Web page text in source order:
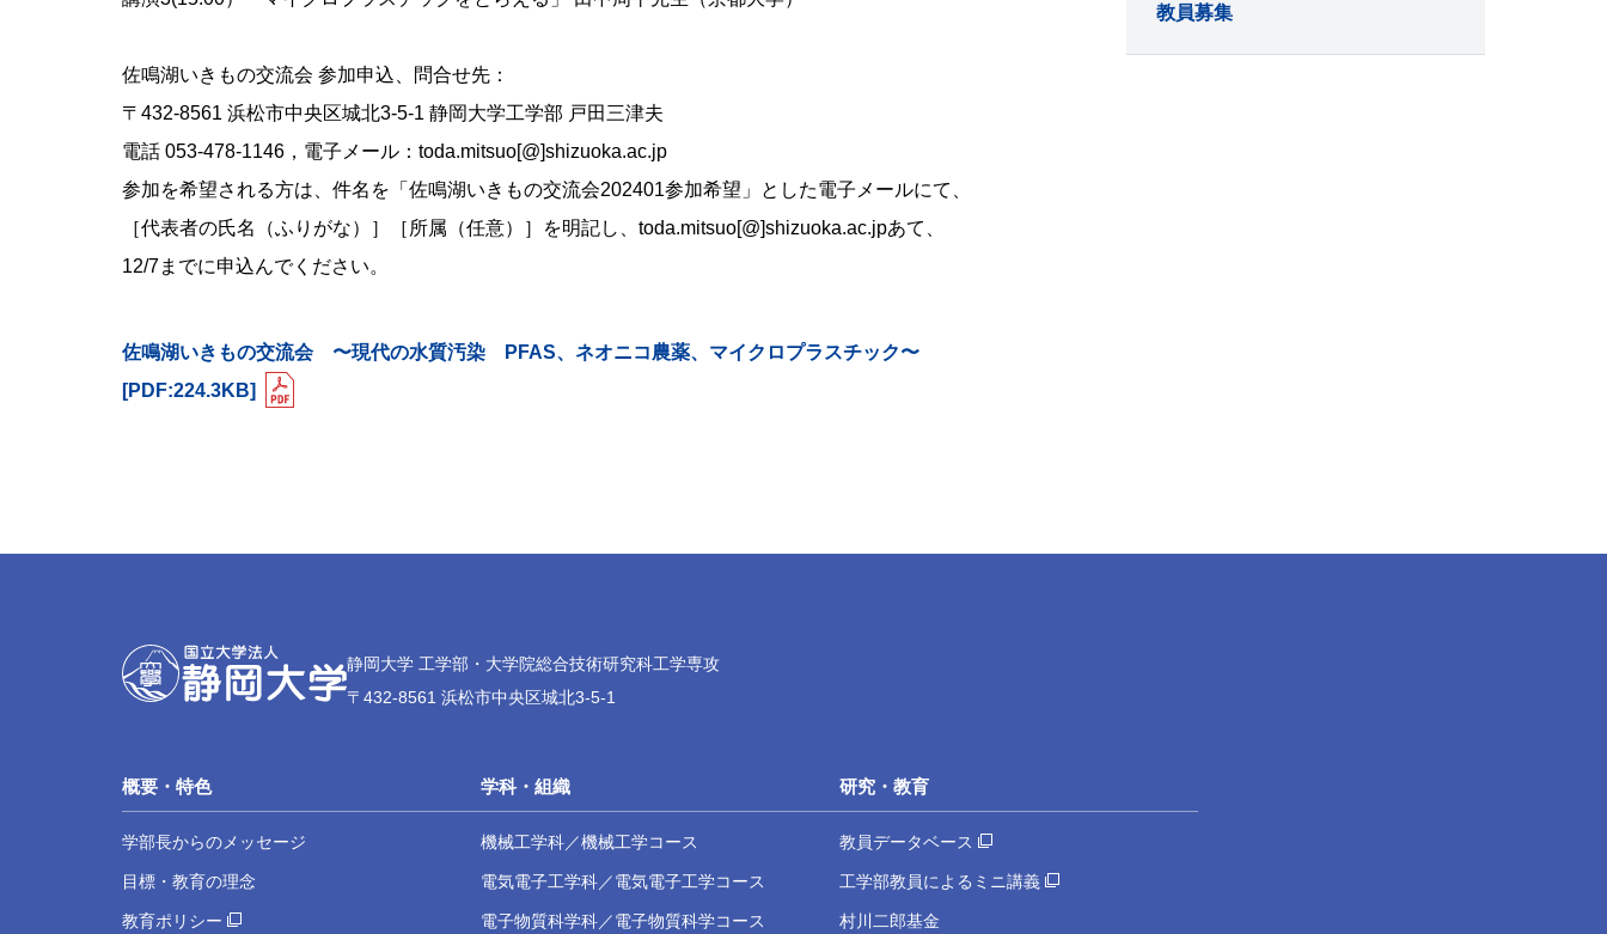
佐鳴湖いきもの交流会 参加申込、問合せ先：
〒432-8561 浜松市中央区城北3-5-1 静岡大学工学部 戸田三津夫
電話 053-478-1146，電子メール：toda.mitsuo[@]shizuoka.ac.jp
参加を希望される方は、件名を「佐鳴湖いきもの交流会202401参加希望」とした電子メールにて、
［代表者の氏名（ふりがな）］［所属（任意）］を明記し、toda.mitsuo[@]shizuoka.ac.jpあて、
12/7までに申込んでください。
佐鳴湖いきもの交流会 〜現代の水質汚染 PFAS、ネオニコ農薬、マイクロプラスチック〜
[PDF:224.3KB]
教員募集
静岡大学 工学部・大学院総合技術研究科工学専攻
〒432-8561 浜松市中央区城北3-5-1
概要・特色
学部長からのメッセージ
目標・教育の理念
教育ポリシー
学科・組織
機械工学科／機械工学コース
電気電子工学科／電気電子工学コース
電子物質科学科／電子物質科学コース
研究・教育
教員データベース
工学部教員によるミニ講義
村川二郎基金